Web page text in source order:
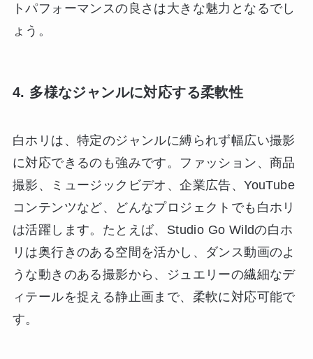
トパフォーマンスの良さは大きな魅力となるでし
ょう。
4. 多様なジャンルに対応する柔軟性
白ホリは、特定のジャンルに縛られず幅広い撮影
に対応できるのも強みです。ファッション、商品
撮影、ミュージックビデオ、企業広告、YouTube
コンテンツなど、どんなプロジェクトでも白ホリ
は活躍します。たとえば、Studio Go Wildの白ホ
リは奥行きのある空間を活かし、ダンス動画のよ
うな動きのある撮影から、ジュエリーの繊細なデ
ィテールを捉える静止画まで、柔軟に対応可能で
す。